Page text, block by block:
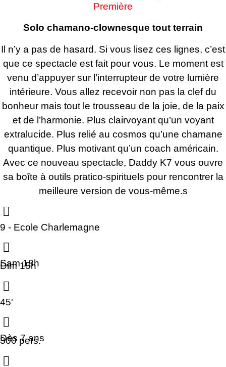
Première
Solo chamano-clownesque tout terrain
Il n’y a pas de hasard. Si vous lisez ces lignes, c’est
que ce spectacle est fait pour vous. Le moment est
venu d’appuyer sur l’interrupteur de votre lumière
intérieure. Vous allez recevoir non pas la clef du
bonheur mais tout le trousseau de la joie, de la paix
et de l’harmonie. Plus clairvoyant qu’un voyant
extralucide. Plus relié au cosmos qu’une chamane
quantique. Plus motivant qu’un coach américain.
Avec ce nouveau spectacle, Daddy K7 vous ouvre
sa boîte à outils pratico-spirituels pour rencontrer la
meilleure version de vous-même.s
9 - Ecole Charlemagne
Sam 18h
Dim 15h
45'
Dès 7 ans
300 pers.